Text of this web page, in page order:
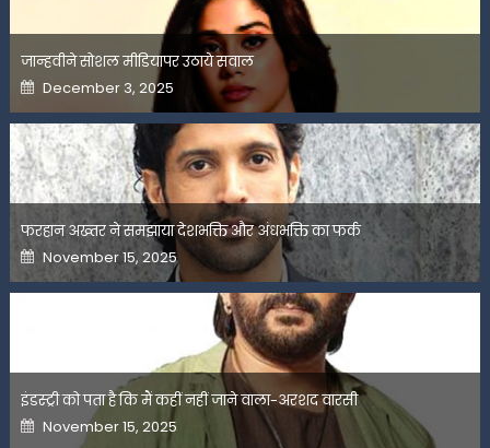
जान्हवीने सोशल मीडियापर उठाये सवाल
Posted
on
December 3, 2025
फरहान अख्तर ने समझाया देशभक्ति और अंधभक्ति का फर्क
Posted
on
November 15, 2025
इंडस्ट्री को पता है कि मैं कहीं नहीं जाने वाला-अरशद वारसी
Posted
on
November 15, 2025